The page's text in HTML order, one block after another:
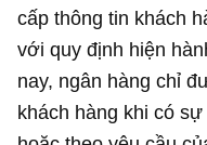
cấp thông tin khách
với quy định hiện
nay, ngân hàng chỉ
khách hàng khi có